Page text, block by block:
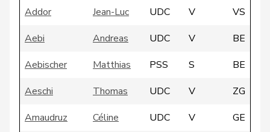
Addor Jean-Luc UDC V
VS
Aebi
Andreas UDC V
BE
Aebischer
Matthias PSS S
BE
Aeschi
Thomas UDC V
ZG
Amaudruz
Céline UDC V
GE